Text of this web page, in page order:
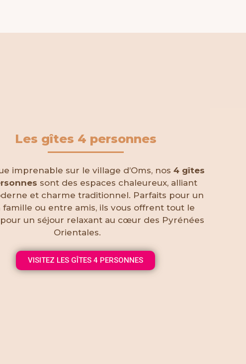
Les gîtes 4 personnes
imprenable sur le village d’Oms, nos 4 gîtes
sont des espaces chaleureux, alliant
et charme traditionnel. Parfaits pour un
famille ou entre amis, ils vous offrent tout le
un séjour relaxant au cœur des Pyrénées
Orientales.
VISITEZ LES GÎTES 4 PERSONNES